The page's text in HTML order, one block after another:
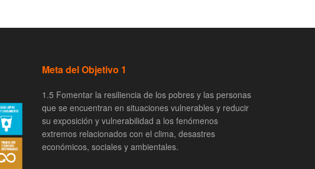
Meta del Objetivo 1
1.5 Fomentar la resiliencia de los pobres y las personas
que se encuentran en situaciones vulnerables y reducir
su exposición y vulnerabilidad a los fenómenos
extremos relacionados con el clima, desastres
económicos, sociales y ambientales.